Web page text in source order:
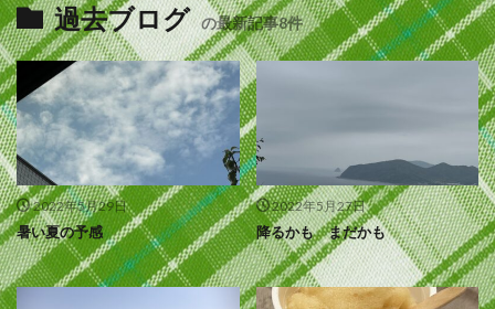
過去ブログ の最新記事8件
2022年5月29日
暑い夏の予感
2022年5月27日
降るかも まだかも